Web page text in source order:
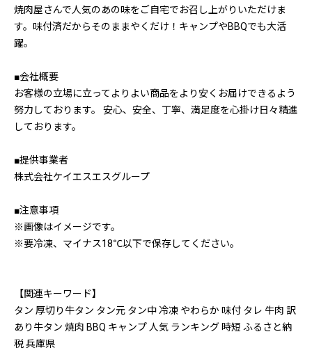
焼肉屋さんで人気のあの味をご自宅でお召し上がりいただけま
す。味付済だからそのままやくだけ！キャンプやBBQでも大活
躍。
■会社概要
お客様の立場に立ってよりよい商品をより安くお届けできるよう
努力しております。 安心、安全、丁寧、満足度を心掛け日々精進
しております。
■提供事業者
株式会社ケイエスエスグループ
■注意事項
※画像はイメージです。
※要冷凍、マイナス18℃以下で保存してください。
【関連キーワード】
タン 厚切り牛タン タン元 タン中 冷凍 やわらか 味付 タレ 牛肉 訳
あり牛タン 焼肉 BBQ キャンプ 人気 ランキング 時短 ふるさと納
税 兵庫県